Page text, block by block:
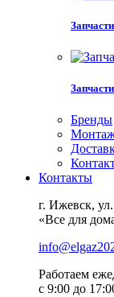
Бренды
Контакты
г. Ижевск,
«Все для
Работаем
с 9:00 до